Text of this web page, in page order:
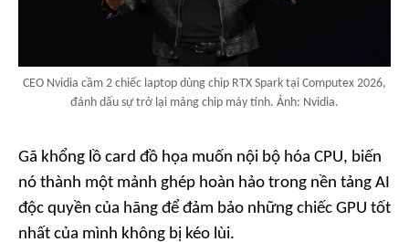
CEO Nvidia cầm 2 chiếc laptop dùng chip RTX Spark tại Computex 2026,
đánh dấu sự trở lại mảng chip máy tính. Ảnh: Nvidia.
Gã khổng lồ card đồ họa muốn nội bộ hóa CPU, biến
nó thành một mảnh ghép hoàn hảo trong nền tảng AI
độc quyền của hãng để đảm bảo những chiếc GPU tốt
nhất của mình không bị kéo lùi.